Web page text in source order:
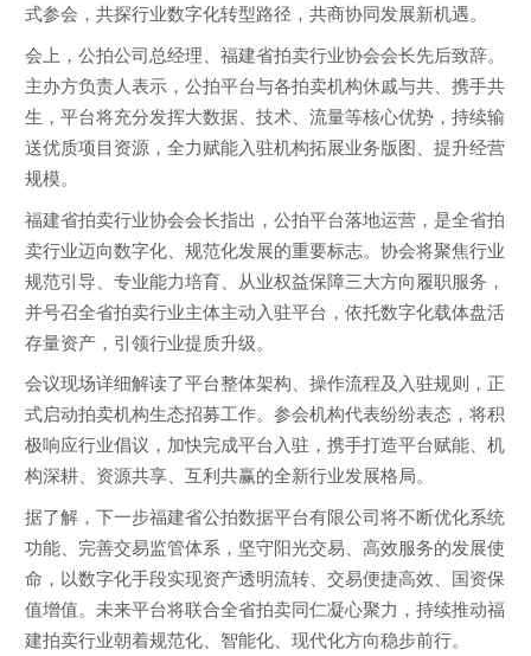
式参会，共探行业数字化转型路径，共商协同发展新机遇。
会上，公拍公司总经理、福建省拍卖行业协会会长先后致辞。
主办方负责人表示，公拍平台与各拍卖机构休戚与共、携手共
生，平台将充分发挥大数据、技术、流量等核心优势，持续输
送优质项目资源，全力赋能入驻机构拓展业务版图、提升经营
规模。
福建省拍卖行业协会会长指出，公拍平台落地运营，是全省拍
卖行业迈向数字化、规范化发展的重要标志。协会将聚焦行业
规范引导、专业能力培育、从业权益保障三大方向履职服务，
并号召全省拍卖行业主体主动入驻平台，依托数字化载体盘活
存量资产，引领行业提质升级。
会议现场详细解读了平台整体架构、操作流程及入驻规则，正
式启动拍卖机构生态招募工作。参会机构代表纷纷表态，将积
极响应行业倡议，加快完成平台入驻，携手打造平台赋能、机
构深耕、资源共享、互利共赢的全新行业发展格局。
据了解，下一步福建省公拍数据平台有限公司将不断优化系统
功能、完善交易监管体系，坚守阳光交易、高效服务的发展使
命，以数字化手段实现资产透明流转、交易便捷高效、国资保
值增值。未来平台将联合全省拍卖同仁凝心聚力，持续推动福
建拍卖行业朝着规范化、智能化、现代化方向稳步前行。